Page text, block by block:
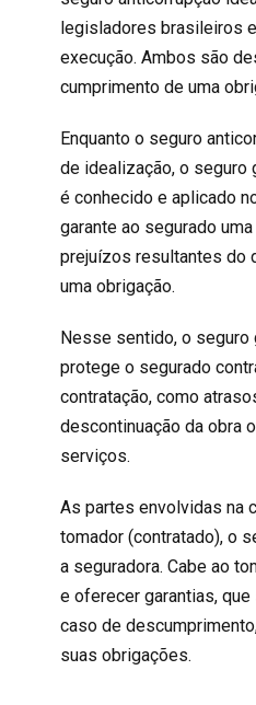
legisladores brasileiros
execução. Ambos são
cumprimento de uma
Enquanto o seguro
de idealização, o seguro
é conhecido e aplicado
garante ao segurado
prejuízos resultantes do
uma obrigação.
Nesse sentido, o seguro
protege o segurado
contratação, como
descontinuação da obra
serviços.
As partes envolvidas na
tomador (contratado), o
a seguradora. Cabe ao
e oferecer garantias,
caso de
suas obrigações.